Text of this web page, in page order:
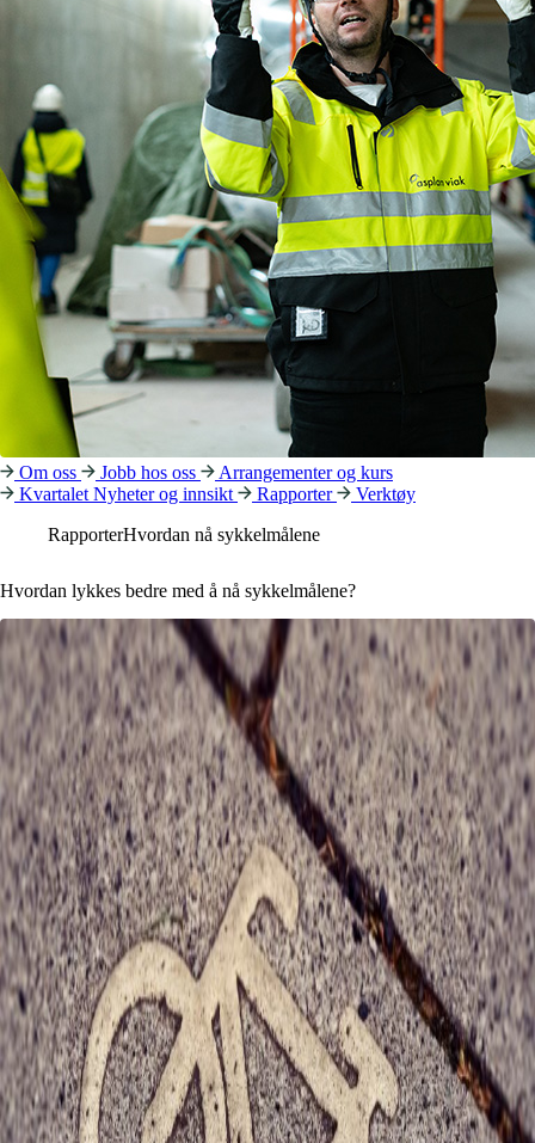
Om oss Jobb hos oss
Arrangementer og kurs
Kvartalet Nyheter og innsikt Rapporter
Verktøy
RapporterHvordan nå sykkelmålene
Hvordan lykkes bedre med å nå sykkelmålene?